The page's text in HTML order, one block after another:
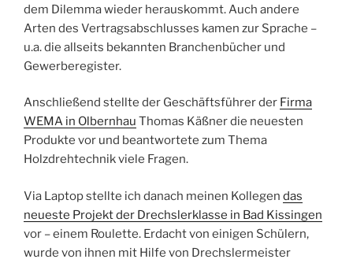
dem Dilemma wieder herauskommt. Auch andere
Arten des Vertragsabschlusses kamen zur Sprache –
u.a. die allseits bekannten Branchenbücher und
Gewerberegister.
Anschließend stellte der Geschäftsführer der Firma
WEMA in Olbernhau Thomas Käßner die neuesten
Produkte vor und beantwortete zum Thema
Holzdrehtechnik viele Fragen.
Via Laptop stellte ich danach meinen Kollegen das
neueste Projekt der Drechslerklasse in Bad Kissingen
vor – einem Roulette. Erdacht von einigen Schülern,
wurde von ihnen mit Hilfe von Drechslermeister